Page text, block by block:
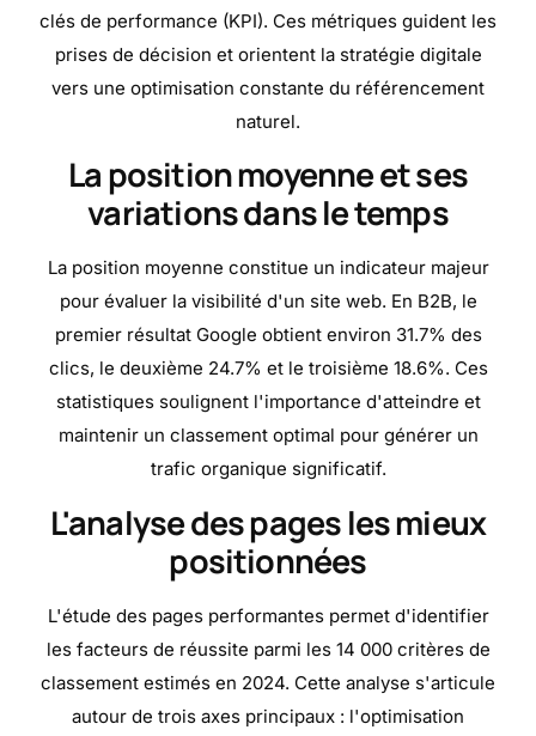
clés de performance (KPI). Ces métriques guident les
prises de décision et orientent la stratégie digitale
vers une optimisation constante du référencement
naturel.
La position moyenne et ses
variations dans le temps
La position moyenne constitue un indicateur majeur
pour évaluer la visibilité d'un site web. En B2B, le
premier résultat Google obtient environ 31.7% des
clics, le deuxième 24.7% et le troisième 18.6%. Ces
statistiques soulignent l'importance d'atteindre et
maintenir un classement optimal pour générer un
trafic organique significatif.
L'analyse des pages les mieux
positionnées
L'étude des pages performantes permet d'identifier
les facteurs de réussite parmi les 14 000 critères de
classement estimés en 2024. Cette analyse s'articule
autour de trois axes principaux : l'optimisation